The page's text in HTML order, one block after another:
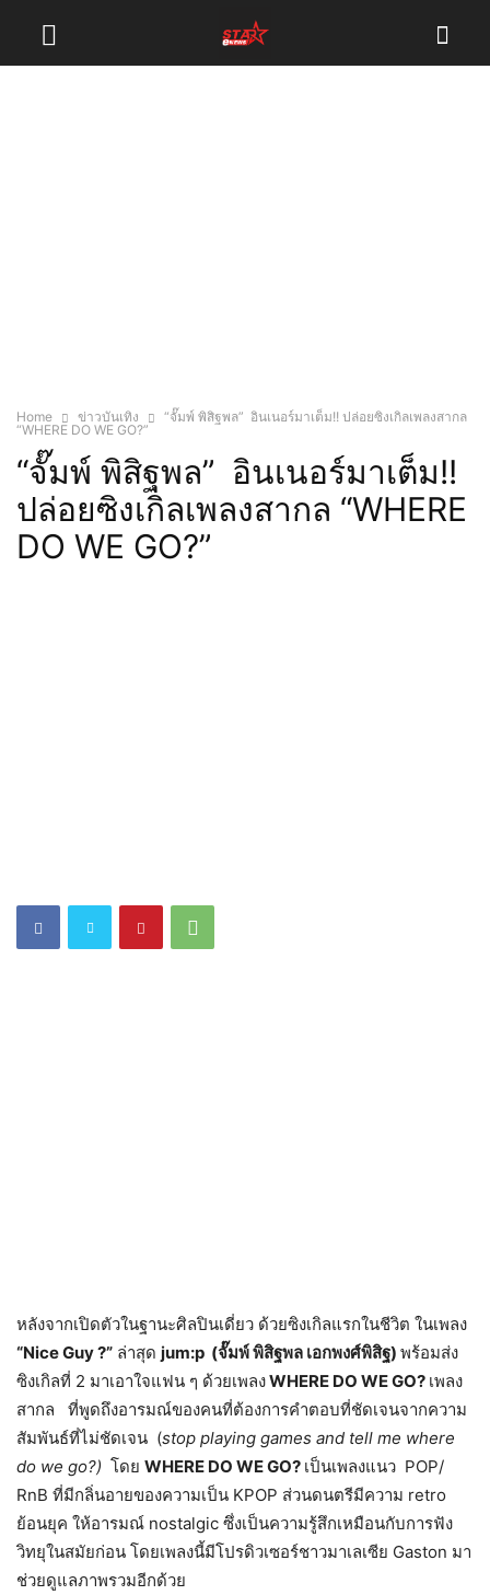
Home ข่าวบันเทิง
“จั๊มพ์ พิสิฐพล” อินเนอร์มาเต็ม!! ปล่อยซิงเกิลเพลงสากล
“WHERE DO WE GO?”
“จั๊มพ์ พิสิฐพล” อินเนอร์มาเต็ม!!
ปล่อยซิงเกิลเพลงสากล “WHERE
DO WE GO?”
หลังจากเปิดตัวในฐานะศิลปินเดี่ยว ด้วยซิงเกิลแรกในชีวิต ในเพลง
“Nice Guy ?” ล่าสุด jum:p (จั๊มพ์ พิสิฐพล เอกพงศ์พิสิฐ) พร้อมส่ง
ซิงเกิลที่ 2 มาเอาใจแฟน ๆ ด้วยเพลงWHERE DO WE GO? เพลง
สากล ที่พูดถึงอารมณ์ของคนที่ต้องการคำตอบที่ชัดเจนจากความ
สัมพันธ์ที่ไม่ชัดเจน (stop playing games and tell me where
do we go?) โดย WHERE DO WE GO? เป็นเพลงแนว POP/
RnB ที่มีกลิ่นอายของความเป็น KPOP ส่วนดนตรีมีความ retro
ย้อนยุค ให้อารมณ์ nostalgic ซึ่งเป็นความรู้สึกเหมือนกับการฟัง
วิทยุในสมัยก่อน โดยเพลงนี้มีโปรดิวเซอร์ชาวมาเลเซีย Gaston มา
ช่วยดูแลภาพรวมอีกด้วย